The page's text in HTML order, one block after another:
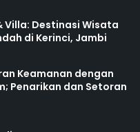
Villa: Destinasi Wisata
di Kerinci, Jambi
Keamanan dengan
Penarikan dan Setoran